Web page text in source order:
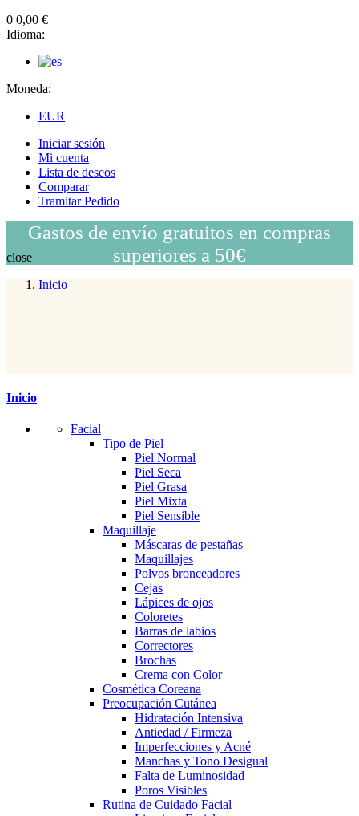
0 0,00 €
Idioma:
Moneda:
EUR
Iniciar sesión
Mi cuenta
Lista de deseos
Comparar
Tramitar Pedido
Gastos de envío gratuitos en compras
superiores a 50€
close
Inicio
Inicio
Facial
Tipo de Piel
Piel Normal
Piel Seca
Piel Grasa
Piel Mixta
Piel Sensible
Maquillaje
Máscaras de pestañas
Maquillajes
Polvos bronceadores
Cejas
Lápices de ojos
Coloretes
Barras de labios
Correctores
Brochas
Crema con Color
Cosmética Coreana
Preocupación Cutánea
Hidratación Intensiva
Antiedad / Firmeza
Imperfecciones y Acné
Manchas y Tono Desigual
Falta de Luminosidad
Poros Visibles
Rutina de Cuidado Facial